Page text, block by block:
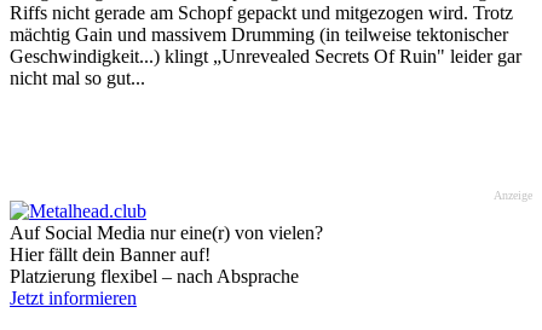
Riffs nicht gerade am Schopf gepackt und mitgezogen wird. Trotz
mächtig Gain und massivem Drumming (in teilweise tektonischer
Geschwindigkeit...) klingt „Unrevealed Secrets Of Ruin" leider gar
nicht mal so gut...
Anzeige
Auf Social Media nur eine(r) von vielen?
Hier fällt dein Banner auf!
Platzierung flexibel – nach Absprache
Jetzt informieren